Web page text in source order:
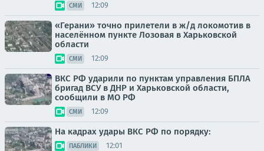
СМИ 12:09
«Герани» точно прилетели в ж/д локомотив в
населённом пункте Лозовая в Харьковской
области
СМИ 12:09
ВКС РФ ударили по пунктам управления БПЛА
бригад ВСУ в ДНР и Харьковской области,
сообщили в МО РФ
СМИ 12:09
На кадрах удары ВКС РФ по порядку:
ПАБЛИКИ 12:01